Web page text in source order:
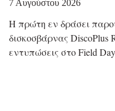
7 Αυγούστου 2026
Η πρώτη εν δράσει
δισκοσβάρνας DiscoPlus
εντυπώσεις στο Field